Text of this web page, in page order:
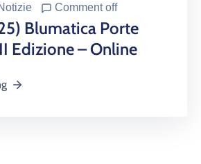
Comment off
Blumatica Porte
Edizione – Online